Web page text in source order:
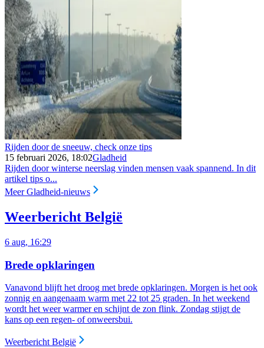
Rijden door de sneeuw, check onze tips
15 februari 2026, 18:02Gladheid
Rijden door winterse neerslag vinden mensen vaak spannend. In dit
artikel tips o...
Meer Gladheid-nieuws
Weerbericht België
6 aug, 16:29
Brede opklaringen
Vanavond blijft het droog met brede opklaringen. Morgen is het ook
zonnig en aangenaam warm met 22 tot 25 graden. In het weekend
wordt het weer warmer en schijnt de zon flink. Zondag stijgt de
kans op een regen- of onweersbui.
Weerbericht België